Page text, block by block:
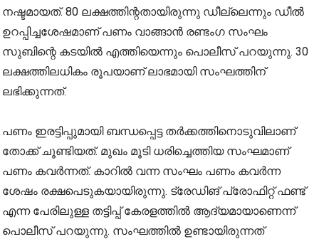
നഷ്ടമായത്. 80 ലക്ഷത്തിന്റതായിരുന്നു ഡീല്ലെന്നും ഡീൽ
ഉറപ്പിച്ചശേഷമാണ് പണം വാങ്ങാൻ രണ്ടംഗ സംഘം
സുബിന്റെ കടയിൽ എത്തിയെന്നും പൊലീസ് പറയുന്നു. 30
ലക്ഷത്തിലധികം രൂപയാണ് ലാഭമായി സംഘത്തിന്
ലഭിക്കുന്നത്.
പണം ഇരട്ടിപ്പുമായി ബന്ധപ്പെട്ട തർക്കത്തിനൊടുവിലാണ്
തോക്ക് ചൂണ്ടിയത്. മുഖം മൂടി ധരിച്ചെത്തിയ സംഘമാണ്
പണം കവർന്നത്. കാറിൽ വന്ന സംഘം പണം കവർന്ന
ശേഷം രക്ഷപെടുകയായിരുന്നു. ട്രേഡിങ് പ്രോഫിറ്റ് ഫണ്ട്
എന്ന പേരിലുള്ള തട്ടിപ്പ് കേരളത്തിൽ ആദ്യമായാണെന്ന്
പൊലീസ് പറയുന്നു. സംഘത്തിൽ ഉണ്ടായിരുന്നത്